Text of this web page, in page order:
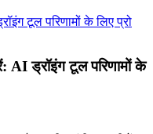
टूल परिणामों के लिए प्रो
AI ड्रॉइंग टूल परिणामों के